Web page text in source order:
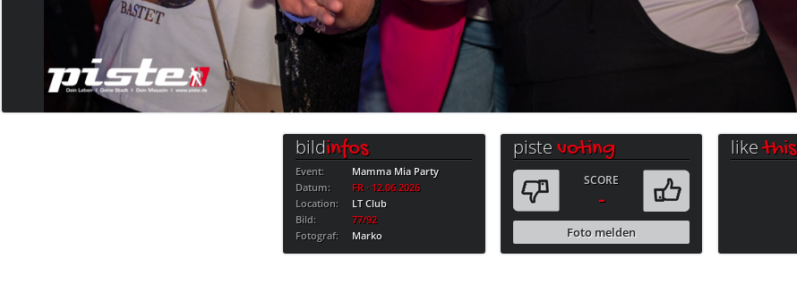
bildinfos
Event:
Mamma Mia Party
Datum:
FR · 12.06.2026
Location:
LT Club
Bild:
77/92
Fotograf:
Marko
pistevoting
SCORE
-
Foto melden
likethis